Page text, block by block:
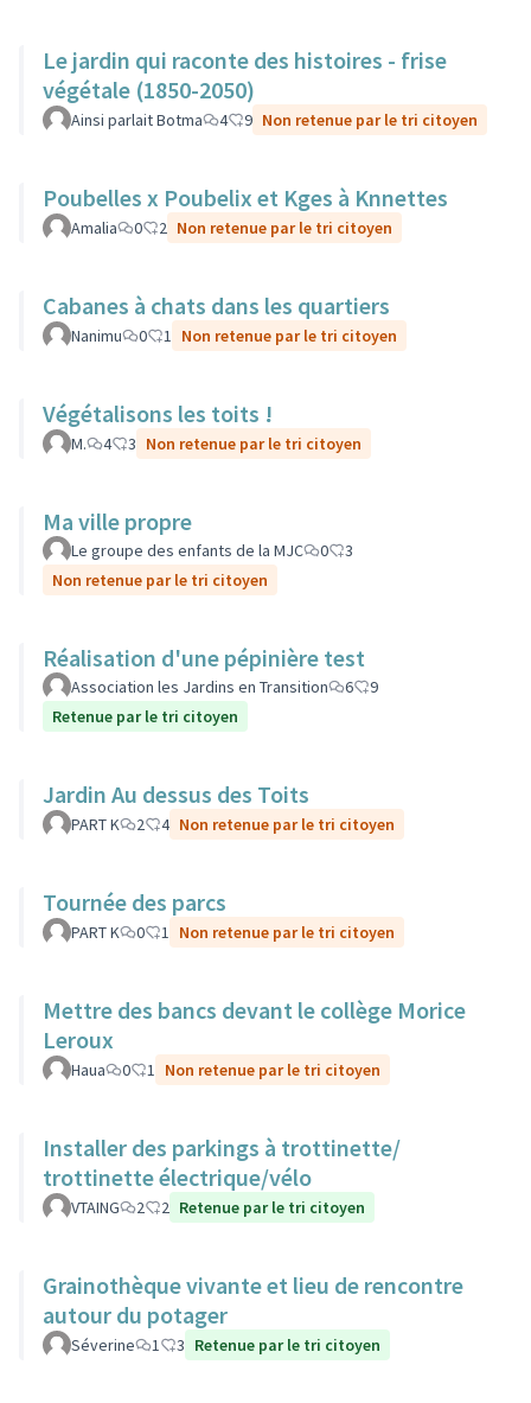
Le jardin qui raconte des histoires - frise
végétale (1850-2050)
Ainsi parlait Botma 4 9 Non retenue par le tri citoyen
Poubelles x Poubelix et Kges à Knnettes
Amalia 0 2 Non retenue par le tri citoyen
Cabanes à chats dans les quartiers
Nanimu 0 1 Non retenue par le tri citoyen
Végétalisons les toits !
M. 4 3 Non retenue par le tri citoyen
Ma ville propre
Le groupe des enfants de la MJC 0
3
Non retenue par le tri citoyen
Réalisation d'une pépinière test
Association les Jardins en Transition 6
9
Retenue par le tri citoyen
Jardin Au dessus des Toits
PART K 2 4 Non retenue par le tri citoyen
Tournée des parcs
PART K 0 1 Non retenue par le tri citoyen
Mettre des bancs devant le collège Morice
Leroux
Haua 0 1 Non retenue par le tri citoyen
Installer des parkings à trottinette/
trottinette électrique/vélo
VTAING 2 2 Retenue par le tri citoyen
Grainothèque vivante et lieu de rencontre
autour du potager
Séverine 1 3 Retenue par le tri citoyen